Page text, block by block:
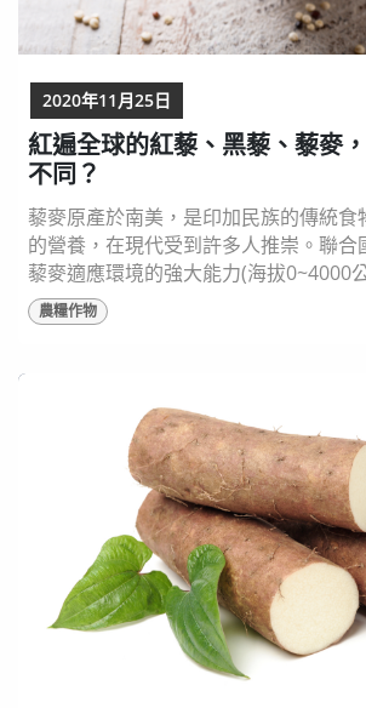
紅遍全球的紅藜、黑藜、藜麥
不同？
藜麥原產於南美，是印加民族的傳統食
的營養，在現代受到許多人推崇。聯合
藜麥適應環境的強大能力(海拔0~4000
氏-8℃~38℃都可以順利種植)，為抵禦
進全球糧食安全而大力推廣藜麥，甚至
紅藜麥、黑藜麥以及白藜麥三種。而不
農糧作物
2020年11月25日